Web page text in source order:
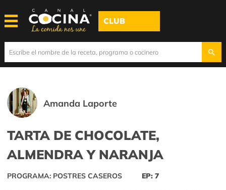
CLUB
Amanda Laporte
TARTA DE CHOCOLATE,
ALMENDRA Y NARANJA
PROGRAMA: POSTRES CASEROS EP: 7